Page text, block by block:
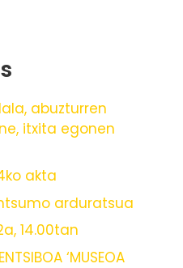
abuzturren
itxita egonen
akta
arduratsua
14.00tan
‘MUSEOA